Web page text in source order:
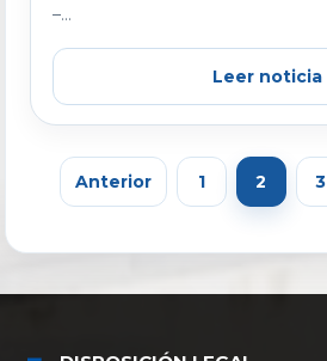
–...
Leer noticia
Anterior 1 2 3